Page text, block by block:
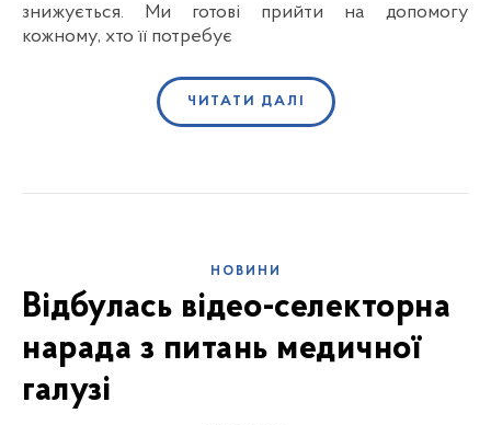
знижується. Ми готові прийти на допомогу
кожному, хто її потребує
ЧИТАТИ ДАЛІ
НОВИНИ
Відбулась відео-селекторна
нарада з питань медичної
галузі